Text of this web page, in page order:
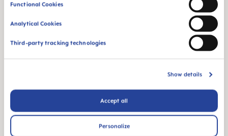
Functional Cookies
Analytical Cookies
Third-party tracking technologies
Show details
Accept all
Personalize
1160 Vienna
Austria
OBSERWUJ NAS